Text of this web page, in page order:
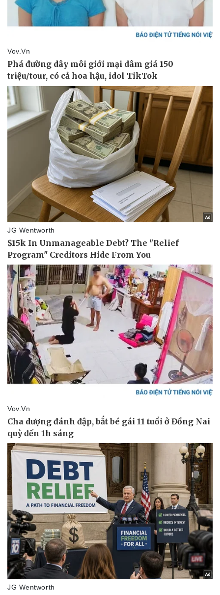
Thể thao
Bóng đá
Lịch thi đấu bóng đá
Thế giới thể thao
eSports
Hậu trường
Ô tô - Xe máy
Ô tô
Xe máy
Tư vấn